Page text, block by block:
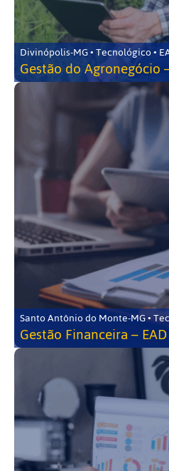
Divinópolis-MG •
Gestão do Agronegócio
Santo Antônio do Monte-MG •
Gestão Financeira – EAD